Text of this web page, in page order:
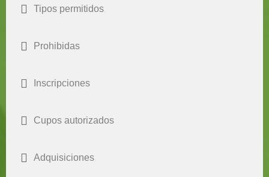
Tipos permitidos
Prohibidas
Inscripciones
Cupos autorizados
Adquisiciones